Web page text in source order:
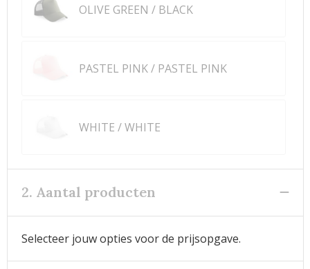
OLIVE GREEN / BLACK
PASTEL PINK / PASTEL PINK
WHITE / WHITE
2. Aantal producten
Selecteer jouw opties voor de prijsopgave.